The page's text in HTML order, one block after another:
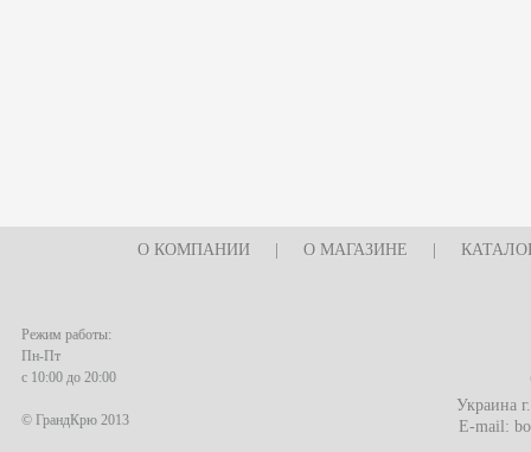
О КОМПАНИИ О МАГАЗИНЕ
Режим работы:
Пн-Пт
с 10:00 до 20:00
© ГрандКрю 2013
Украина
E-mail: